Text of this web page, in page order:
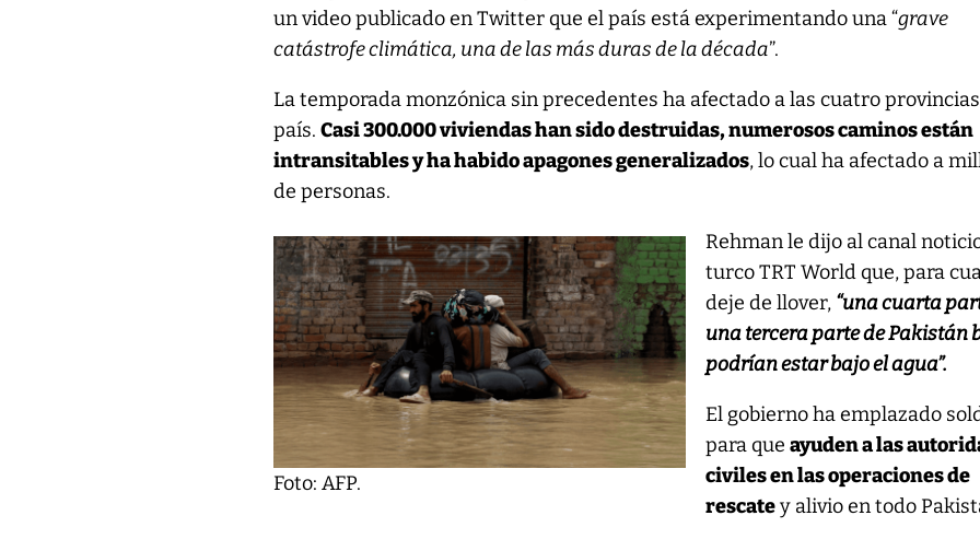
un video publicado en Twitter que el país está experimentando una “grave
catástrofe climática, una de las más duras de la década”.
La temporada monzónica sin precedentes ha afectado a las cuatro
país.Casi 300.000 viviendas han sido destruidas, numerosos caminos están
intransitables y ha habido apagones generalizados, lo cual ha afectado a
de personas.
Foto: AFP.
Rehman le dijo al canal
turco TRT World que, para
deje de llover, “una cuarta
una tercera parte de Pakistán
podrían estar bajo el agua”.
El gobierno ha emplazado
para queayuden a las
civiles en las operaciones de
rescatey alivio en todo